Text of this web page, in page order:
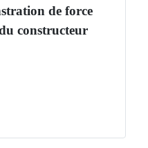
de force
constructeur